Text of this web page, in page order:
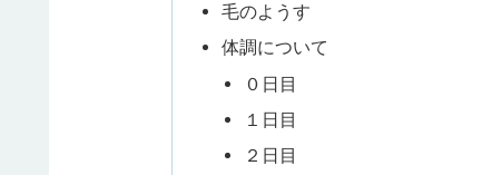
毛のようす
体調について
０日目
１日目
２日目